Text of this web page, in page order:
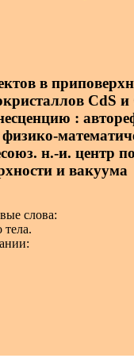
в
CdS и
:
н.-и. центр
и вакуума
слова:
тела.